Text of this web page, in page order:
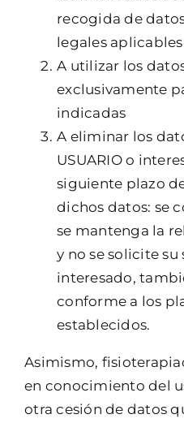
recogida de
legales
A utilizar los
exclusivamente
indicadas
A eliminar los
USUARIO o
siguiente plazo
dichos datos: se
se mantenga la
y no se solicite
interesado,
conforme a los
establecidos.
Asimismo,
en conocimiento del
otra cesión de datos